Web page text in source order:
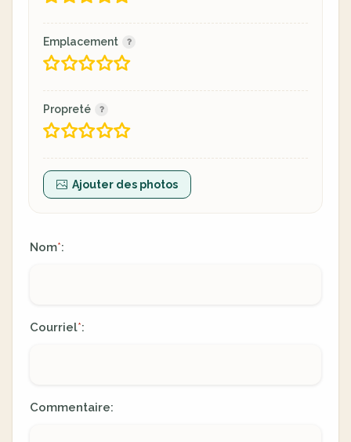
Emplacement
Propreté
Ajouter des photos
Nom*:
Courriel*:
Commentaire: